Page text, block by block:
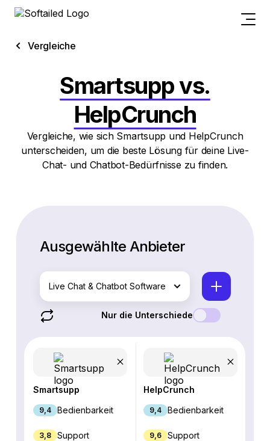
Vergleiche
Smartsupp vs.
HelpCrunch
Vergleiche, wie sich Smartsupp und HelpCrunch
unterscheiden, um die beste Lösung für deine Live-
Chat- und Chatbot-Bedürfnisse zu finden.
Ausgewählte Anbieter
Live Chat & Chatbot Software
Nur die Unterschiede
Smartsupp
9,4 Bedienbarkeit
3,8 Support
HelpCrunch
9,4 Bedienbarkeit
9,6 Support